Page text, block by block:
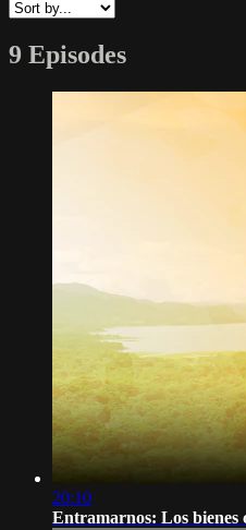
9 Episodes
20:10
Entramarnos: Los bienes